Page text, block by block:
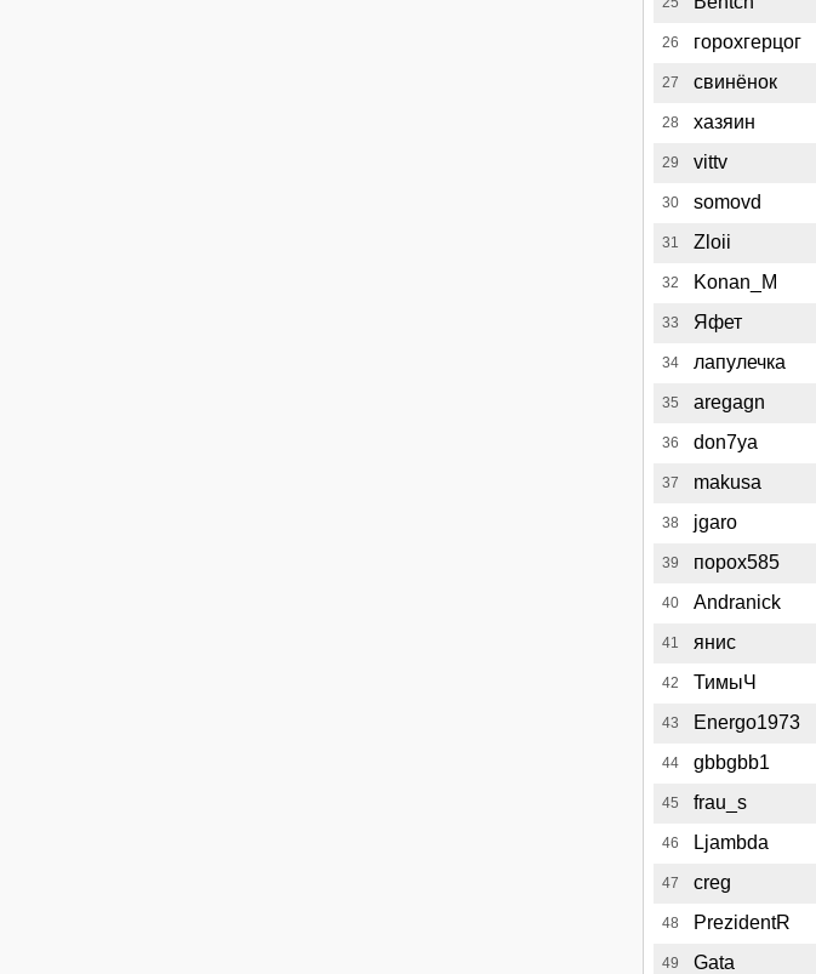
26 горохгерцог
27 свинёнок
28 хазяин
29 vittv
30 somovd
31 Zloii
32 Konan_M
33 Яфет
34 лапулечка
35 aregagn
36 don7ya
37 makusa
38 jgaro
39 порох585
40 Andranick
41 янис
42 ТимыЧ
43 Energo1973
44 gbbgbb1
45 frau_s
46 Ljambda
47 creg
48 PrezidentR
49 Gata